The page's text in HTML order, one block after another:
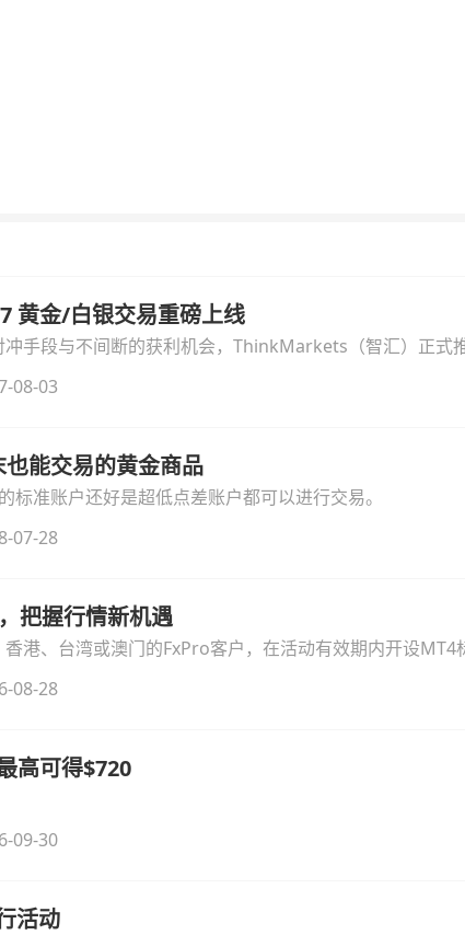
金/白银交易重磅上线
手段与不间断的获利机会，ThinkMarkets（智汇）正式
本次升级的核心交易品种、杠杆配置、支持软件及交易
08-03
能交易的黄金商品
标准账户还好是超低点差账户都可以进行交易。
07-28
把握行情新机遇
港、台湾或澳门的FxPro客户，在活动有效期内开设
外复杂操作。
08-28
高可得$720
09-30
活动